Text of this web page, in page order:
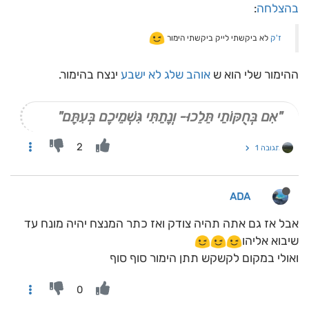
בהצלחה:
ז'ק לא ביקשתי לייק ביקשתי הימור
ההימור שלי הוא ש אוהב שלג לא ישבע ינצח בהימור.
"אִם בְּחֻקּוֹתַי תֵּלֵכוּ- וְנָתַתִּי גִּשְׁמֵיכֶם בְּעִתָּם"
תגובה 1 2
ADA
אבל אז גם אתה תהיה צודק ואז כתר המנצח יהיה מונח עד
שיבוא אליהו
ואולי במקום לקשקש תתן הימור סוף סוף
0